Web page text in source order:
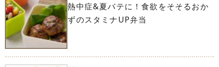
熱中症&夏バテに！食欲をそそるおか
ずのスタミナUP弁当